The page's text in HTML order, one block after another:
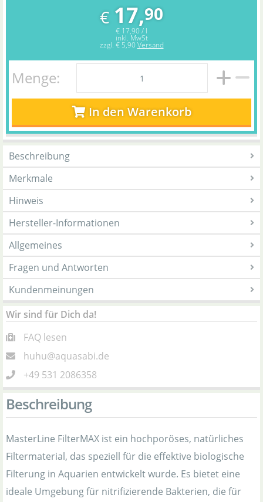
€ 17,90
€ 17,90 / l
inkl. MwSt
zzgl. € 5,90 Versand
Menge:
In den Warenkorb
Beschreibung
Merkmale
Hinweis
Hersteller-Informationen
Allgemeines
Fragen und Antworten
Kundenmeinungen
Wir sind für Dich da!
FAQ lesen
huhu@aquasabi.de
+49 531 2086358
Beschreibung
MasterLine FilterMAX ist ein hochporöses, natürliches
Filtermaterial, das speziell für die effektive biologische
Filterung in Aquarien entwickelt wurde. Es bietet eine
ideale Umgebung für nitrifizierende Bakterien, die für